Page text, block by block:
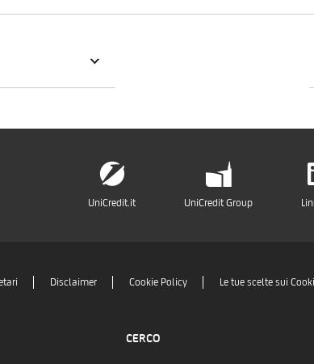
UniCredit.it UniCredit Group
Disclaimer Cookie Policy Le tue scelte sui
CERCO